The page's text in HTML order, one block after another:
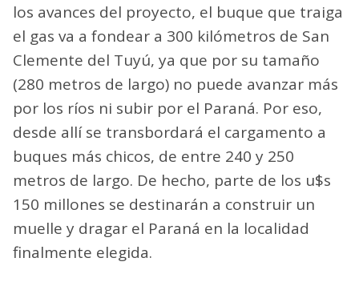
los avances del proyecto, el buque que traiga
el gas va a fondear a 300 kilómetros de San
Clemente del Tuyú, ya que por su tamaño
(280 metros de largo) no puede avanzar más
por los ríos ni subir por el Paraná. Por eso,
desde allí se transbordará el cargamento a
buques más chicos, de entre 240 y 250
metros de largo. De hecho, parte de los u$s
150 millones se destinarán a construir un
muelle y dragar el Paraná en la localidad
finalmente elegida.